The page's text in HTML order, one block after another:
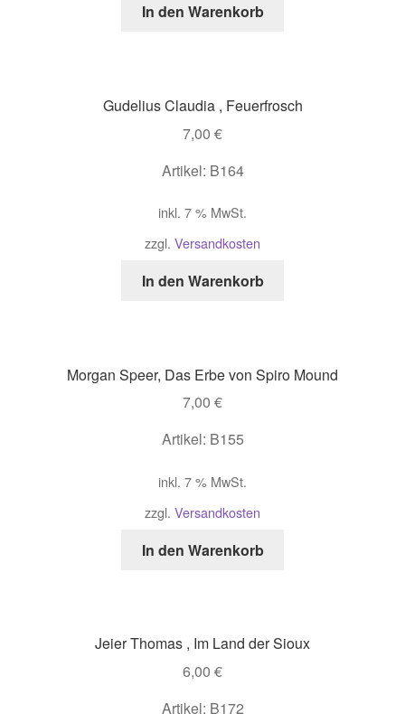
In den Warenkorb
Gudelius Claudia , Feuerfrosch
7,00 €
Artikel: B164
inkl. 7 % MwSt.
zzgl. Versandkosten
In den Warenkorb
Morgan Speer, Das Erbe von Spiro Mound
7,00 €
Artikel: B155
inkl. 7 % MwSt.
zzgl. Versandkosten
In den Warenkorb
Jeier Thomas , Im Land der Sioux
6,00 €
Artikel: B172